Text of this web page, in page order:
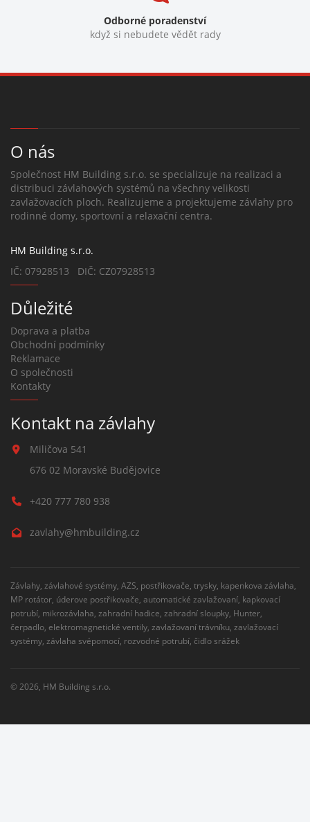
Odborné poradenství
když si nebudete vědět rady
O nás
Společnost HM Building s.r.o. se specializuje na realizaci a
distribuci závlahových systémů na všechny velikosti
zavlažovacích ploch. Realizujeme a projektujeme závlahy pro
rodinné domy, sportovní a relaxační centra.
HM Building s.r.o.
IČ: 07928513 DIČ: CZ07928513
Důležité
Doprava a platba
Obchodní podmínky
Reklamace
O společnosti
Kontakty
Kontakt na závlahy
Miličova 541
676 02 Moravské Budějovice
+420 777 780 938
zavlahy@hmbuilding.cz
Závlahy, závlahové systémy, AZS, postřikovače, trysky, kapenkova závlaha,
MP rotátor, úderove postřikovače, automatické zavlažovaní, kapkovací
potrubí, mikrozávlaha, zahradní hadice, zahradní sloupky, Hunter,
čerpadlo, elektromagnetické ventily, zavlažovaní trávníku, zavlažovací
systémy, závlaha svépomocí, rozvodné potrubí, čidlo srážek
© 2026, HM Building s.r.o.